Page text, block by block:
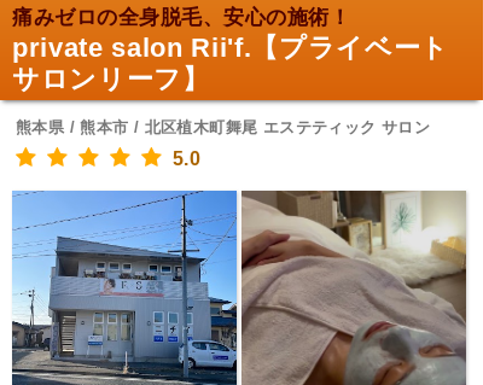
痛みゼロの全身脱毛、安心の施術！
private salon Rii'f.【プライベート
サロンリーフ】
熊本県 / 熊本市 / 北区植木町舞尾 エステティック サロン
5.0